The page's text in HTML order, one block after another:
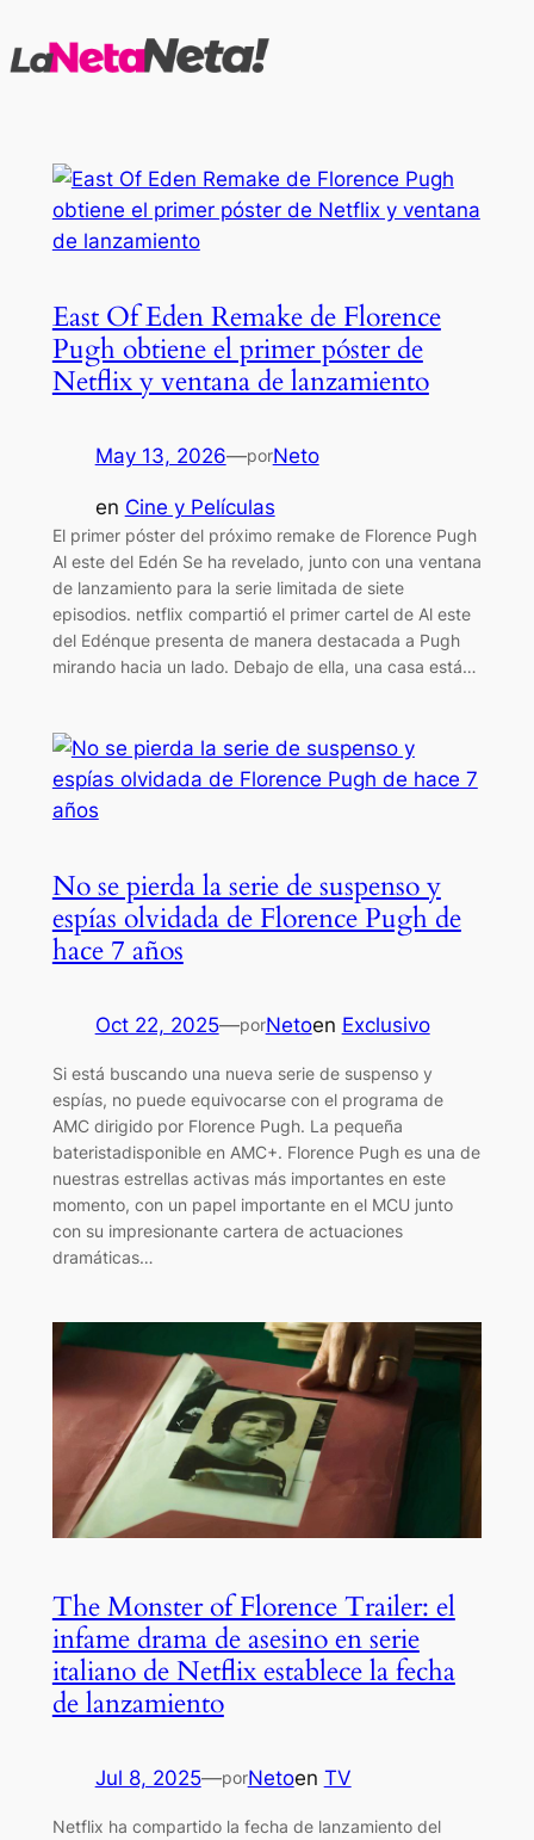
al
East Of Eden Remake de Florence
Pugh obtiene el primer póster de
Netflix y ventana de lanzamiento
May 13, 2026—porNeto
en Cine y Películas
El primer póster del próximo remake de Florence Pugh
Al este del Edén Se ha revelado, junto con una ventana
de lanzamiento para la serie limitada de siete
episodios. netflix compartió el primer cartel de Al este
del Edénque presenta de manera destacada a Pugh
mirando hacia un lado. Debajo de ella, una casa está…
No se pierda la serie de suspenso y
espías olvidada de Florence Pugh de
hace 7 años
Oct 22, 2025—porNetoen Exclusivo
Si está buscando una nueva serie de suspenso y
espías, no puede equivocarse con el programa de
AMC dirigido por Florence Pugh. La pequeña
bateristadisponible en AMC+. Florence Pugh es una de
nuestras estrellas activas más importantes en este
momento, con un papel importante en el MCU junto
con su impresionante cartera de actuaciones
dramáticas…
The Monster of Florence Trailer: el
infame drama de asesino en serie
italiano de Netflix establece la fecha
de lanzamiento
Jul 8, 2025—porNetoen TV
Netflix ha compartido la fecha de lanzamiento del